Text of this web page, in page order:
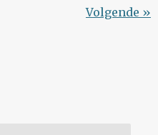
Volgende »